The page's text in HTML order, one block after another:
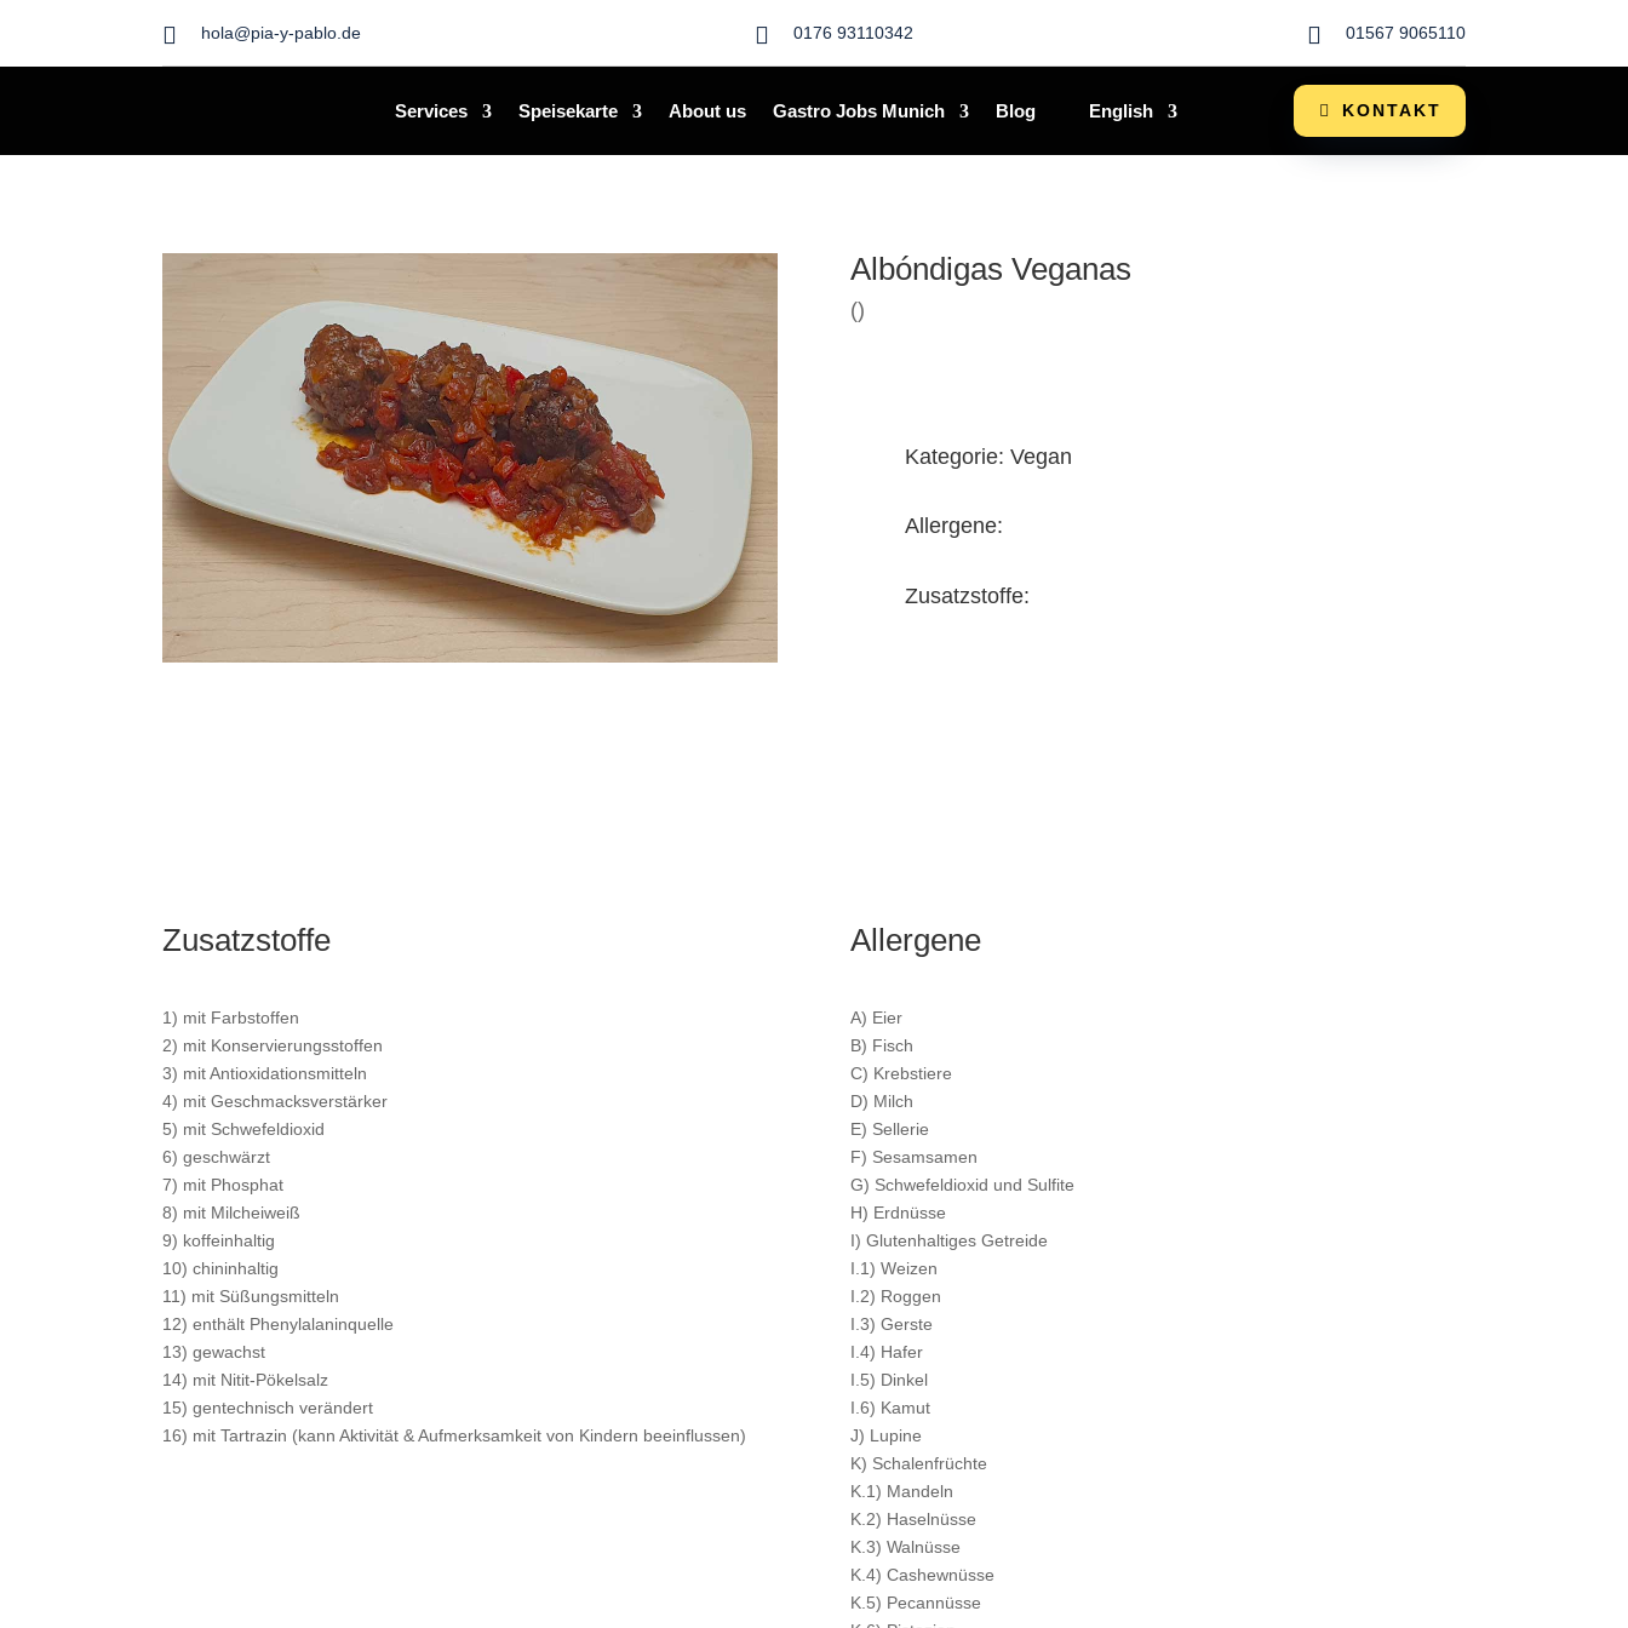
 hola@pia-y-pablo.de  0176 93110342  01567 9065110
Services Speisekarte About us Gastro Jobs Munich Blog English KONTAKT
Albóndigas Veganas
()
Kategorie: Vegan
Allergene:
Zusatzstoffe:
Zusatzstoffe
1) mit Farbstoffen
2) mit Konservierungsstoffen
3) mit Antioxidationsmitteln
4) mit Geschmacksverstärker
5) mit Schwefeldioxid
6) geschwärzt
7) mit Phosphat
8) mit Milcheiweiß
9) koffeinhaltig
10) chininhaltig
11) mit Süßungsmitteln
12) enthält Phenylalaninquelle
13) gewachst
14) mit Nitit-Pökelsalz
15) gentechnisch verändert
16) mit Tartrazin (kann Aktivität & Aufmerksamkeit von Kindern beeinflussen)
Allergene
A) Eier
B) Fisch
C) Krebstiere
D) Milch
E) Sellerie
F) Sesamsamen
G) Schwefeldioxid und Sulfite
H) Erdnüsse
I) Glutenhaltiges Getreide
I.1) Weizen
I.2) Roggen
I.3) Gerste
I.4) Hafer
I.5) Dinkel
I.6) Kamut
J) Lupine
K) Schalenfrüchte
K.1) Mandeln
K.2) Haselnüsse
K.3) Walnüsse
K.4) Cashewnüsse
K.5) Pecannüsse